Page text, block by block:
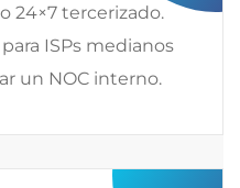
24×7 tercerizado.
ISPs medianos
un NOC interno.